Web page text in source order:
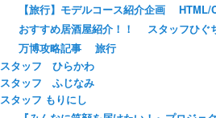
【旅行】モデルコース紹介企画
HTML/
おすすめ居酒屋紹介！！
スタッフひぐ
万博攻略記事
旅行
スタッフ ひらかわ
スタッフ ふじなみ
スタッフ もりにし